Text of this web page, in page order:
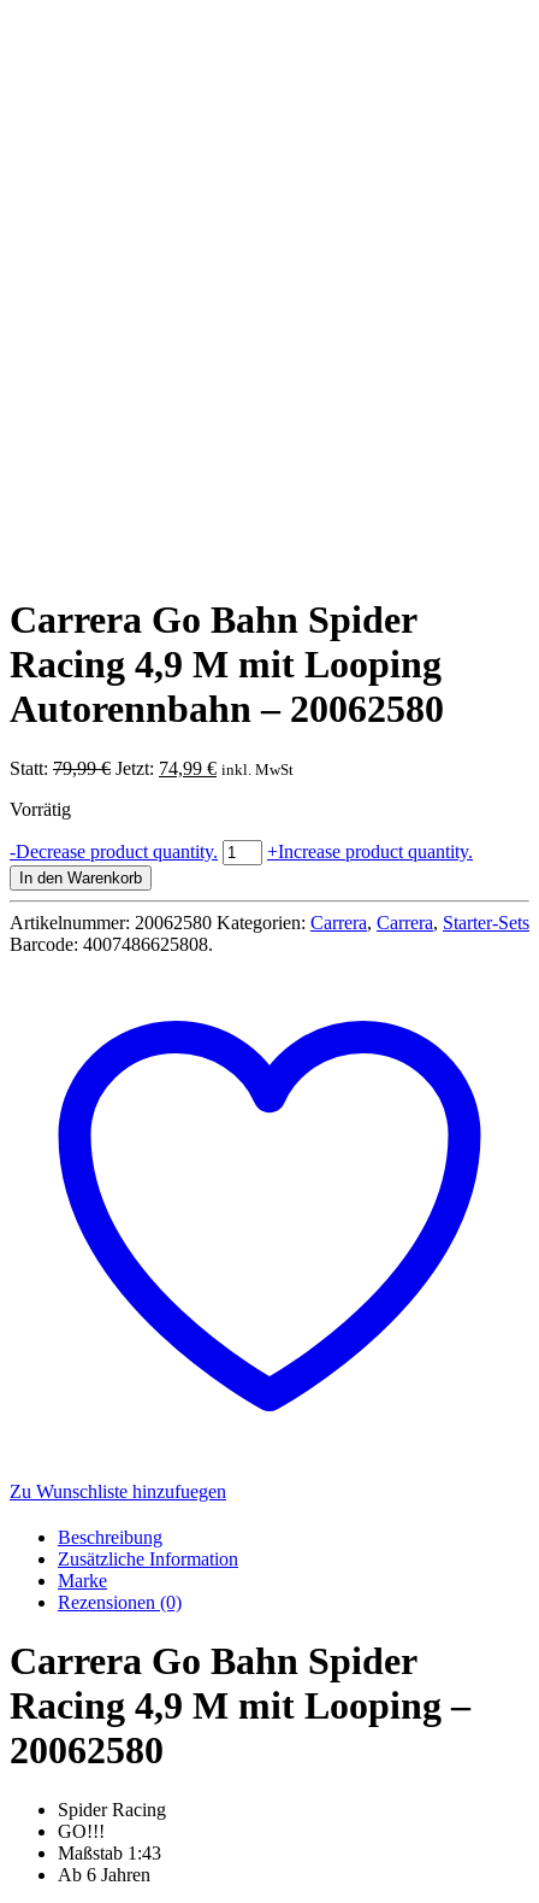
Carrera Go Bahn Spider
Racing 4,9 M mit Looping
Autorennbahn – 20062580
Statt: 79,99€ Ursprünglicher
Jetzt: 74,99 €Aktueller
inkl. MwSt
Vorrätig
-Decrease product quantity. Carrera
Go
Spider
Racing
Autorennbahn
-
20062580
Menge
+Increase product quantity.
In den Warenkorb
Artikelnummer: 20062580 Kategorien: Carrera, Carrera, Starter-Sets
Barcode: 4007486625808.
Zu Wunschliste hinzufuegen
Beschreibung
Zusätzliche Information
Marke
Rezensionen (0)
Carrera Go Bahn Spider
Racing 4,9 M mit Looping –
20062580
Spider Racing
GO!!!
Maßstab 1:43
Ab 6 Jahren